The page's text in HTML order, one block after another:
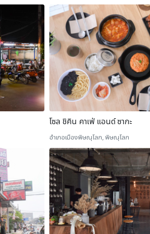
โซล ชิคิน คาเฟ่ แอนด์ ซากะ
อำเภอเมืองพิษณุโลก, พิษณุโลก